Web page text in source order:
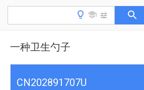
一种卫生勺子
CN202891707U